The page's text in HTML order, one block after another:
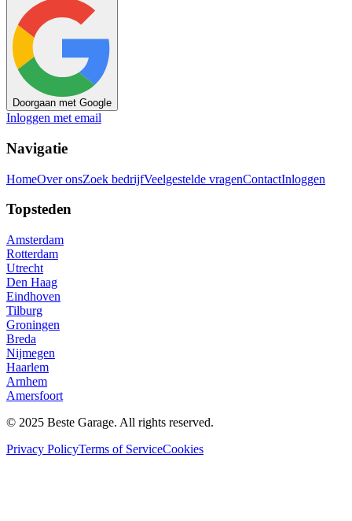
Doorgaan met Google
Inloggen met email
Navigatie
HomeOver onsZoek bedrijfVeelgestelde vragenContactInloggen
Topsteden
Amsterdam
Rotterdam
Utrecht
Den Haag
Eindhoven
Tilburg
Groningen
Breda
Nijmegen
Haarlem
Arnhem
Amersfoort
© 2025 Beste Garage. All rights reserved.
Privacy PolicyTerms of ServiceCookies